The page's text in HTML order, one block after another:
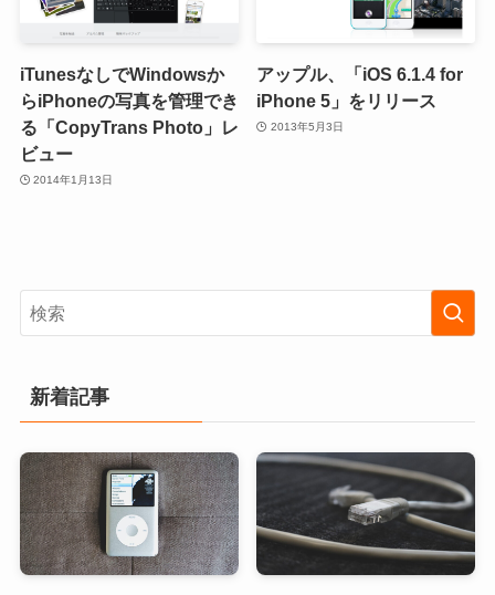
iTunesなしでWindowsか
らiPhoneの写真を管理でき
る「CopyTrans Photo」レ
ビュー
2014年1月13日
アップル、「iOS 6.1.4 for
iPhone 5」をリリース
2013年5月3日
新着記事